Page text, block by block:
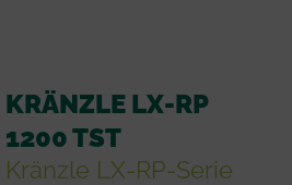
KRÄNZLE LX-RP
1200 TST
Kränzle LX-RP-Serie